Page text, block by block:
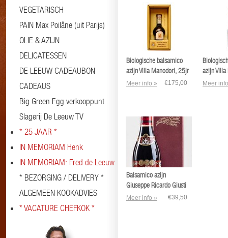
VEGETARISCH
PAIN Max Poilâne (uit Parijs)
OLIE & AZIJN
DELICATESSEN
DE LEEUW CADEAUBON
CADEAUS
Big Green Egg verkooppunt
Slagerij De Leeuw TV
* 25 JAAR *
IN MEMORIAM Henk
IN MEMORIAM: Fred de Leeuw
* BEZORGING / DELIVERY *
ALGEMEEN KOOKADVIES
* VACATURE CHEFKOK *
Biologische balsamico
azijn Villa Manodori, 25jr
Traditionale
Meer info » €175,00
azijn
jaar
Meer
Balsamico azijn
Giuseppe Ricardo Giusti
12 jaar
Meer info » €39,50